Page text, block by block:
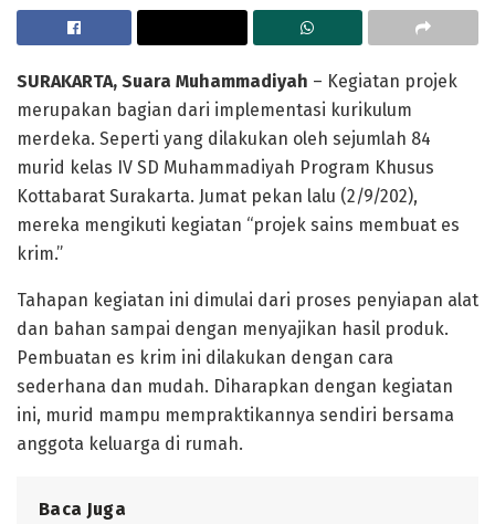
SURAKARTA, Suara Muhammadiyah – Kegiatan projek
merupakan bagian dari implementasi kurikulum
merdeka. Seperti yang dilakukan oleh sejumlah 84
murid kelas IV SD Muhammadiyah Program Khusus
Kottabarat Surakarta. Jumat pekan lalu (2/9/202),
mereka mengikuti kegiatan “projek sains membuat es
krim.”
Tahapan kegiatan ini dimulai dari proses penyiapan alat
dan bahan sampai dengan menyajikan hasil produk.
Pembuatan es krim ini dilakukan dengan cara
sederhana dan mudah. Diharapkan dengan kegiatan
ini, murid mampu mempraktikannya sendiri bersama
anggota keluarga di rumah.
Baca Juga